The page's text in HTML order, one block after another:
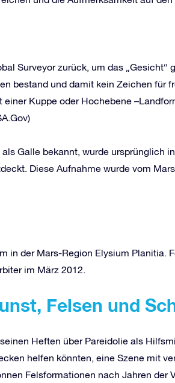
Surveyor zurück, um das „Gesicht“
bestand und damit kein Zeichen für
Kuppe oder Hochebene –
Galle bekannt, wurde ursprünglich
Diese Aufnahme wurde vom
in der Mars-Region Elysium Planitia.
im März 2012.
Felsen und
Heften über Pareidolie als
helfen könnten, eine Szene mit
Felsformationen nach Jahren der